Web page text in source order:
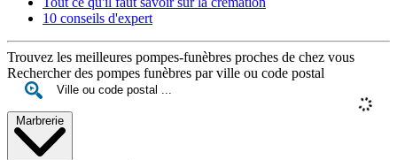
10 conseils d'expert
Trouvez les meilleures pompes-funèbres proches de chez vous
Rechercher des pompes funèbres par ville ou code postal
Marbrerie